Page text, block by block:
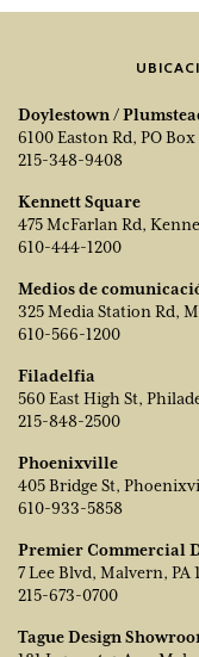
Doylestown /
6100 Easton Rd, PO
215-348-9408
Kennett Square
475 McFarlan Rd,
610-444-1200
Medios de
325 Media Station Rd,
610-566-1200
Filadelfia
560 East High St,
215-848-2500
Phoenixville
405 Bridge St,
610-933-5858
Premier Commercial
7 Lee Blvd, Malvern, PA
215-673-0700
Tague Design